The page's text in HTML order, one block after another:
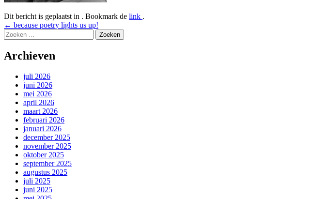
Dit bericht is geplaatst in . Bookmark de link .
Bericht
navigatie
← because poetry lights us up!
Zoeken
naar:
Archieven
juli 2026
juni 2026
mei 2026
april 2026
maart 2026
februari 2026
januari 2026
december 2025
november 2025
oktober 2025
september 2025
augustus 2025
juli 2025
juni 2025